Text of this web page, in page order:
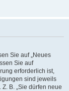
Sie auf „Neues
Sie auf
erforderlich ist,
sind jeweils
B. „Sie dürfen neue